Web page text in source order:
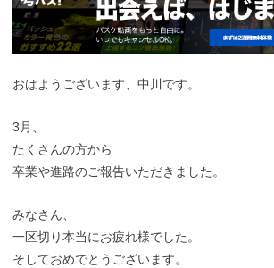
おはようございます、中川です。
3月、
たくさんの方から
卒業や進路のご報告いただきました。
みなさん、
一区切り本当にお疲れ様でした。
そしておめでとうございます。